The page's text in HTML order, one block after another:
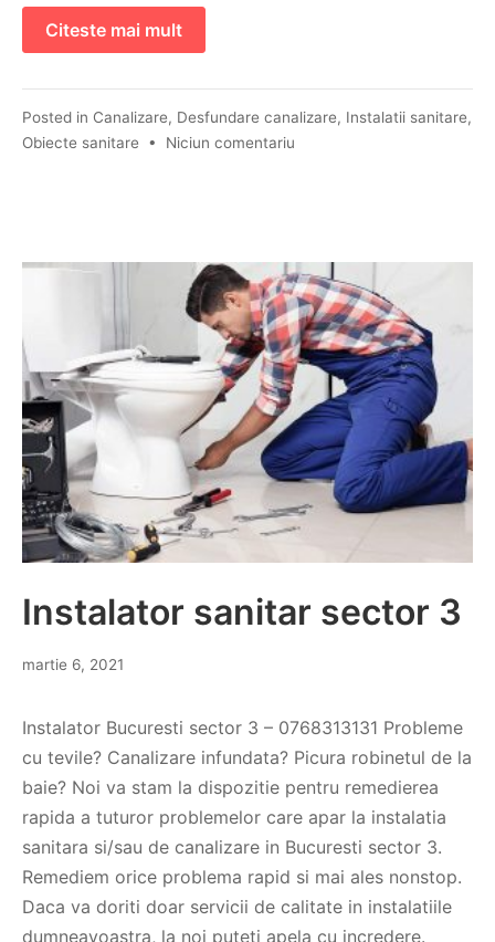
Citeste mai mult
Posted in Canalizare, Desfundare canalizare, Instalatii sanitare,
Obiecte sanitare • Niciun comentariu
Instalator sanitar sector 3
martie 6, 2021
Instalator Bucuresti sector 3 – 0768313131 Probleme
cu tevile? Canalizare infundata? Picura robinetul de la
baie? Noi va stam la dispozitie pentru remedierea
rapida a tuturor problemelor care apar la instalatia
sanitara si/sau de canalizare in Bucuresti sector 3.
Remediem orice problema rapid si mai ales nonstop.
Daca va doriti doar servicii de calitate in instalatiile
dumneavoastra, la noi puteti apela cu incredere.